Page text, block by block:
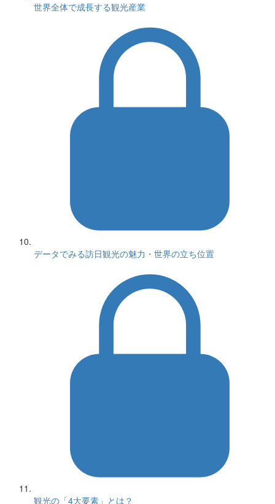
世界全体で成長する観光産業
データでみる訪日観光の魅力・世界の立ち位置
観光の「4大要素」とは？